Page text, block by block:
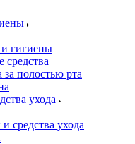
гигиены
за полостью рта
ухода
средства ухода